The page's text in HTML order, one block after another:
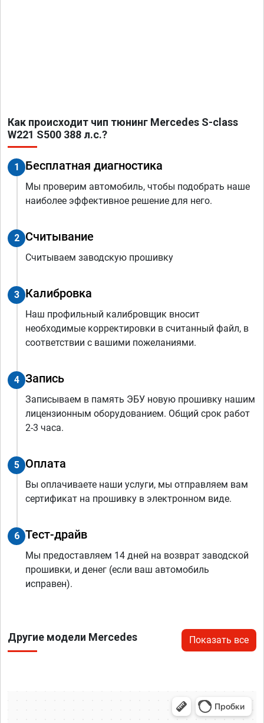
Как происходит чип тюнинг Mercedes S-class
W221 S500 388 л.с.?
1 Бесплатная диагностика
Мы проверим автомобиль, чтобы подобрать наше
наиболее эффективное решение для него.
2 Считывание
Считываем заводскую прошивку
3 Калибровка
Наш профильный калибровщик вносит
необходимые корректировки в считанный файл, в
соответствии с вашими пожеланиями.
4 Запись
Записываем в память ЭБУ новую прошивку нашим
лицензионным оборудованием. Общий срок работ
2-3 часа.
5 Оплата
Вы оплачиваете наши услуги, мы отправляем вам
сертификат на прошивку в электронном виде.
6 Тест-драйв
Мы предоставляем 14 дней на возврат заводской
прошивки, и денег (если ваш автомобиль
исправен).
Другие модели Mercedes Показать все